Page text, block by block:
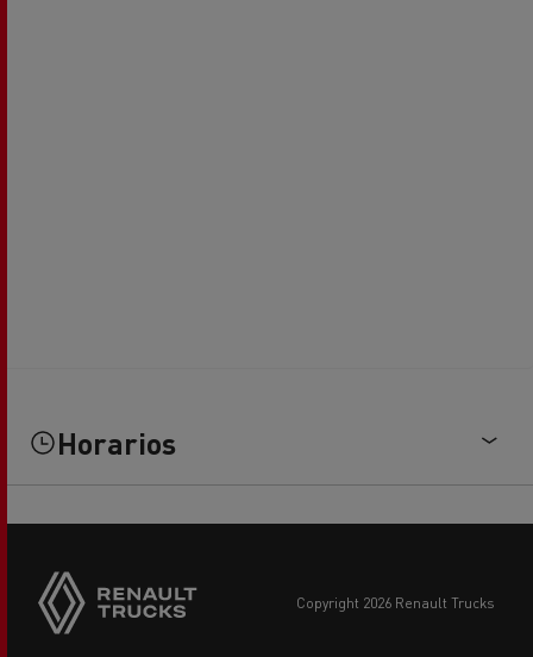
Horarios
copyright 2026 Renault Trucks